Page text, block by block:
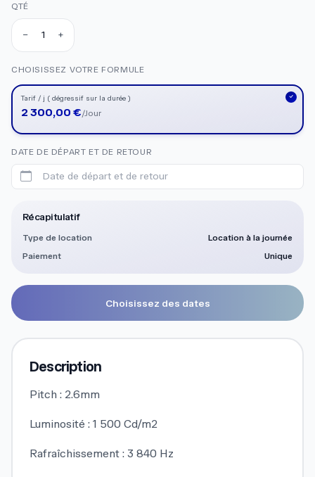
QTÉ
Quantité
−
Quantité actuelle : 1
+
CHOISISSEZ VOTRE FORMULE
Tarif / j ( dégressif sur la durée )
2 300,00 €/Jour
DATE DE DÉPART ET DE RETOUR
Date de départ et de retour
Récapitulatif
Type de location
Location à la journée
Paiement
Unique
Choisissez des dates
Description
Pitch : 2.6mm
Luminosité : 1 500 Cd/m2
Rafraîchissement : 3 840 Hz